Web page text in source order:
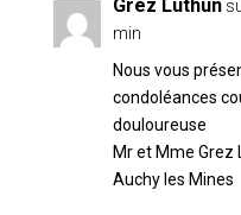
Grez Luthun
min
Nous vous
condoléances
douloureuse
Mr et Mme Grez
Auchy les Mines